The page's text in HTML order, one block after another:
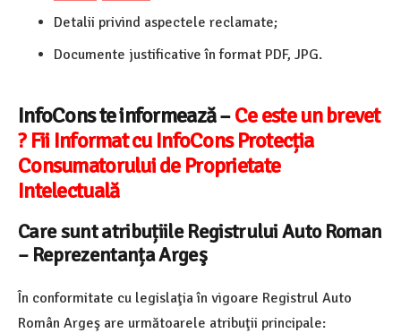
Detalii privind aspectele reclamate;
Documente justificative în format PDF, JPG.
InfoCons te informează –Ce este un brevet
? Fii Informat cu InfoCons Protecția
Consumatorului de Proprietate
Intelectuală
Care sunt atribuțiile Registrului Auto Roman
– Reprezentanța Argeş
În conformitate cu legislaţia în vigoare Registrul Auto
Român Argeş are următoarele atribuţii principale: